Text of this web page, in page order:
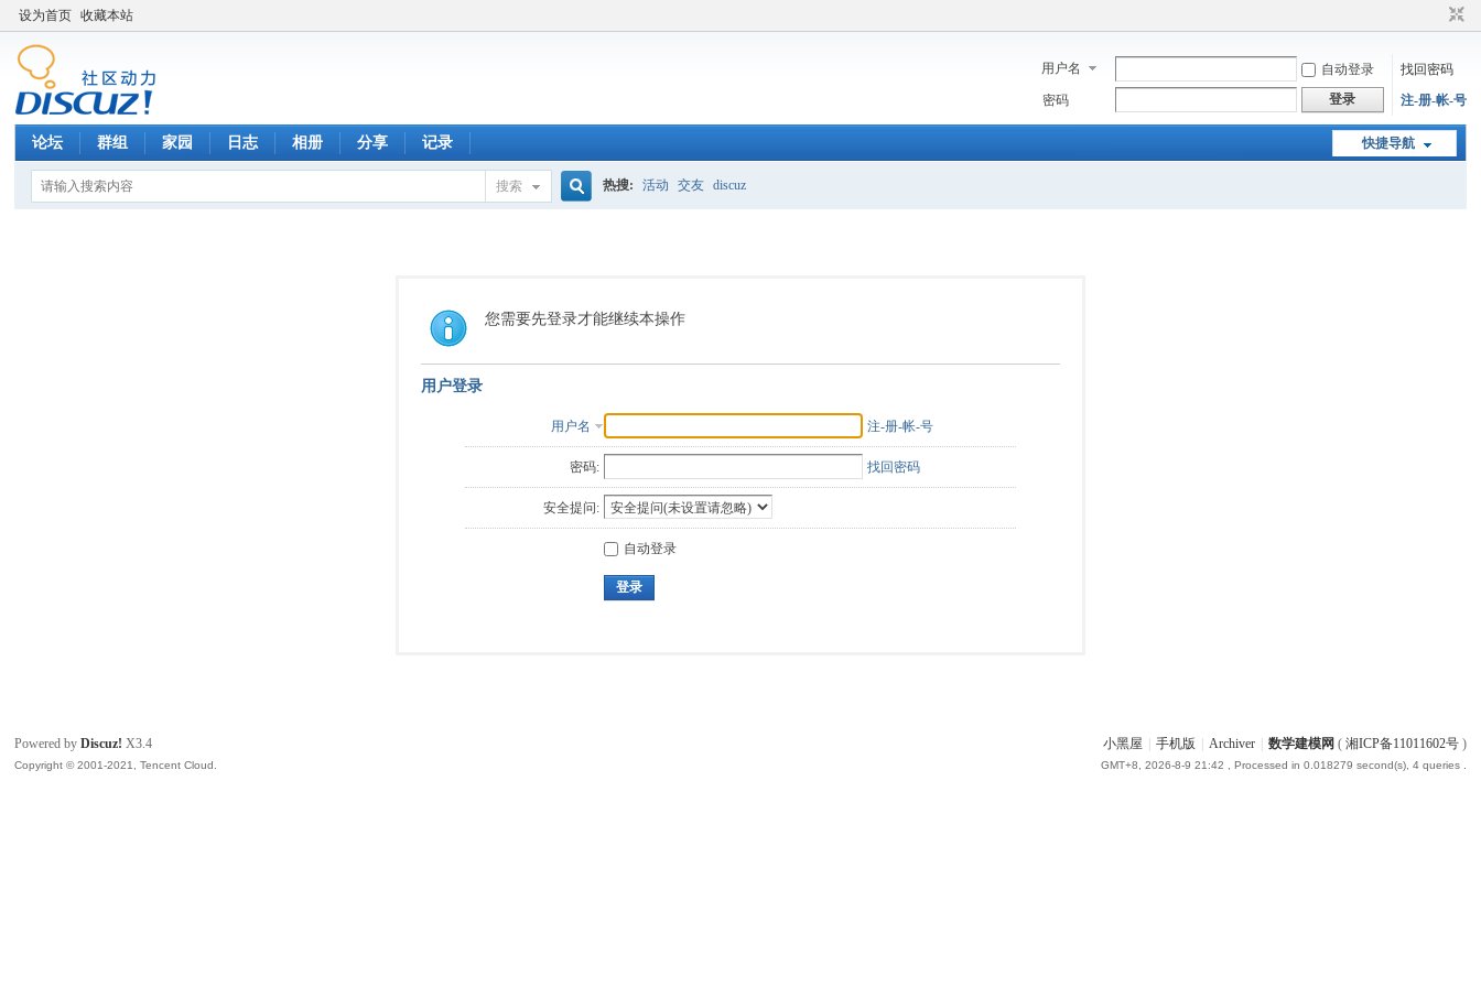
设为首页 收藏本站
用户名 自动登录
找回密码
密码
登录 注-册-帐-号
快捷导航
论坛 群组 家园 日志 相册 分享 记录
搜索
索
热搜: 活动 交友 discuz
您需要先登录才能继续本操作
用户登录
用户名 注-册-帐-号
密码: 找回密码
安全提问:
自动登录
登录
小黑屋 手机版 Archiver 数学建模网 ( 湘ICP备11011602号)
GMT+8, 2026-8-9 21:42 , Processed in 0.018279 second(s), 4 queries .
Powered byDiscuz! X3.4
Copyright © 2001-2021, Tencent Cloud.